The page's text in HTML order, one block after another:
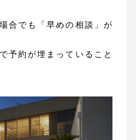
合でも「早めの相談」が
予約が埋まっていること